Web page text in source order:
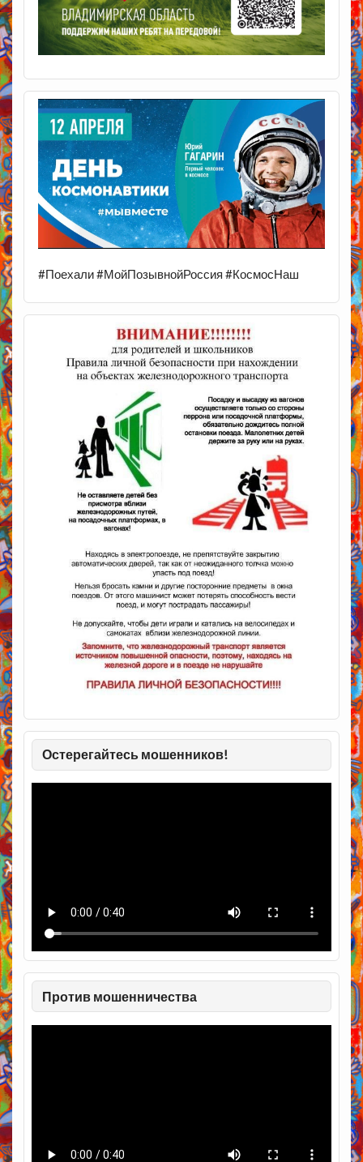
#Поехали #МойПозывнойРоссия #КосмосНаш
Остерегайтесь мошенников!
Против мошенничества